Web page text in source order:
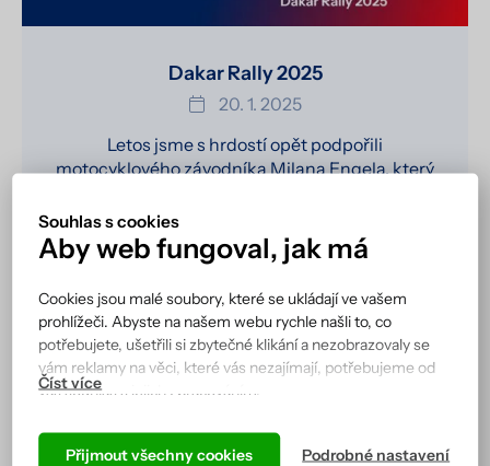
Dakar Rally 2025
20. 1. 2025
Letos jsme s hrdostí opět podpořili
motocyklového závodníka Milana Engela, který
Dakaru. S neuvěřitelným nasazením zvládl
všechny nástrahy této legendární…
Číst více
Souhlas s cookies
Aby web fungoval, jak má
Cookies jsou malé soubory, které se ukládají ve vašem
prohlížeči. Abyste na našem webu rychle našli to, co
potřebujete, ušetřili si zbytečné klikání a nezobrazovaly se
vám reklamy na věci, které vás nezajímají, potřebujeme od
vás souhlas s jejich zpracováním.
Podle cookies vás náš web totiž pozná a zobrazí se vám tak,
jak jste zvyklí, a hlavně tak, aby všechno správně fungovalo.
Přijmout všechny cookies Podrobné nastavení